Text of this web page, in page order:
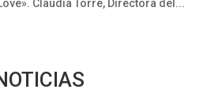
Claudia Torre, Directora del...